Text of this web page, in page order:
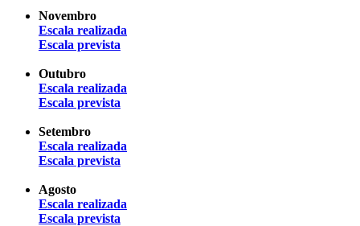
Novembro
Escala realizada
Escala prevista
Outubro
Escala realizada
Escala prevista
Setembro
Escala realizada
Escala prevista
Agosto
Escala realizada
Escala prevista